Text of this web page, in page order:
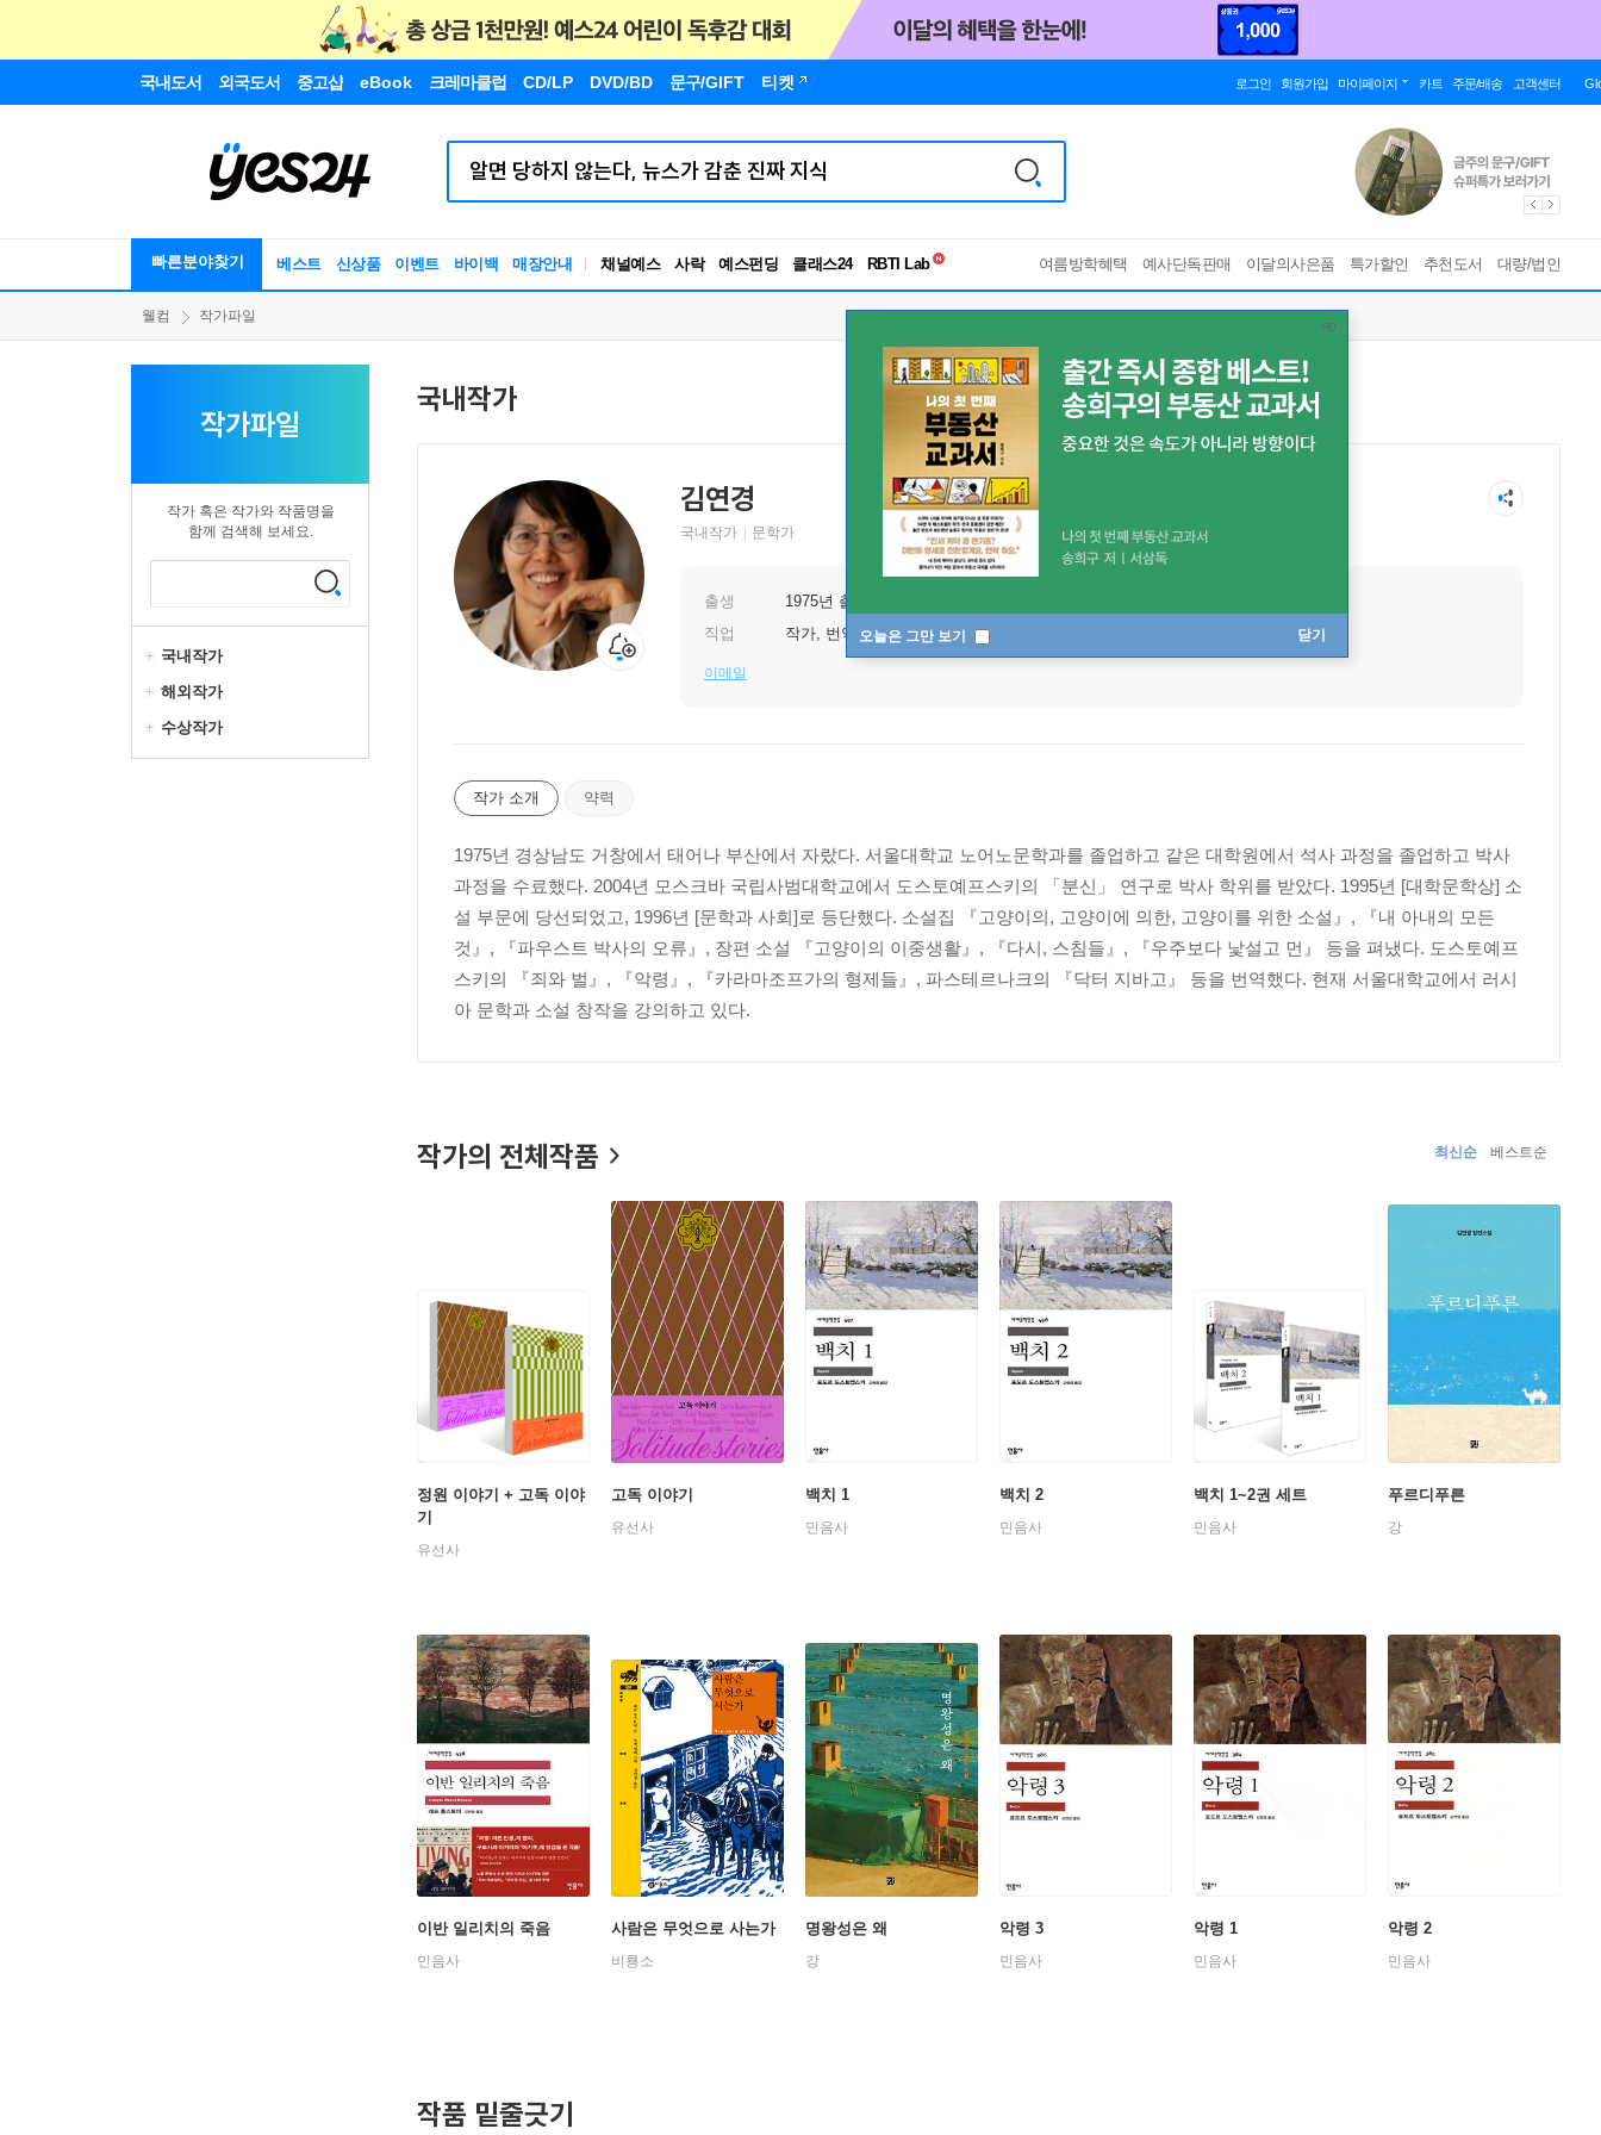
국내도서 외국도서 중고샵 eBook 크레마클럽 CD/LP DVD/BD 문구/GIFT 티켓 로그인 회원가입 마이페이지 카트 주문/배송 고객센터
빠른분야찾기 베스트 신상품 이벤트 바이백 매장안내 채널예스 사락 예스펀딩 클래스24
독서유형검사
여름방학혜택 예사단독판매 이달의사은품 특가할인 추천도서 대량/법인
오늘은 그만 보기 닫기
웰컴 작가파일
작가파일
작가 혹은 작가와 작품명을
함께 검색해 보세요.
국내작가
해외작가
수상작가
국내작가
김연경
국내작가 문학가
출생 1975년 출생
직업
작가, 번역가
이메일
작가 소개 약력
1975년 경상남도 거창에서 태어나 부산에서 자랐다. 서울대학교 노어노문학과를 졸업하고 같은 대학원에서 석사 과정을 졸업하고 박사
과정을 수료했다. 2004년 모스크바 국립사범대학교에서 도스토예프스키의 「분신」 연구로 박사 학위를 받았다. 1995년 [대학문학상] 소
설 부문에 당선되었고, 1996년 [문학과 사회]로 등단했다. 소설집 『고양이의, 고양이에 의한, 고양이를 위한 소설』, 『내 아내의 모든
것』, 『파우스트 박사의 오류』, 장편 소설 『고양이의 이중생활』, 『다시, 스침들』, 『우주보다 낯설고 먼』 등을 펴냈다. 도스토예프
스키의 『죄와 벌』, 『악령』, 『카라마조프가의 형제들』, 파스테르나크의 『닥터 지바고』 등을 번역했다. 현재 서울대학교에서 러시
아 문학과 소설 창작을 강의하고 있다.
작가의 전체작품 최신순 베스트순
정원 이야기 + 고독 이야
기
유선사
고독 이야기
유선사
백치 1
민음사
백치 2
민음사
백치 1~2권 세트
민음사
푸르디푸른
강
이반 일리치의 죽음
민음사
사람은 무엇으로 사는가
비룡소
명왕성은 왜
강
악령 3
민음사
악령 1
민음사
악령 2
민음사
작품 밑줄긋기